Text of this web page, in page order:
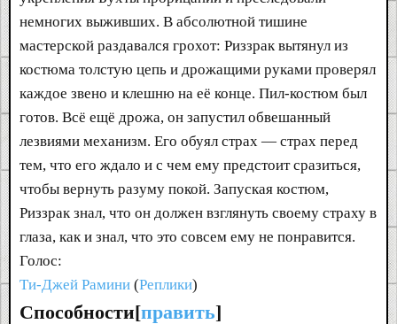
немногих выживших. В абсолютной тишине
мастерской раздавался грохот: Риззрак вытянул из
костюма толстую цепь и дрожащими руками проверял
каждое звено и клешню на её конце. Пил-костюм был
готов. Всё ещё дрожа, он запустил обвешанный
лезвиями механизм. Его обуял страх — страх перед
тем, что его ждало и с чем ему предстоит сразиться,
чтобы вернуть разуму покой. Запуская костюм,
Риззрак знал, что он должен взглянуть своему страху в
глаза, как и знал, что это совсем ему не понравится.
Голос:
Ти-Джей Рамини (Реплики)
Способности[править]